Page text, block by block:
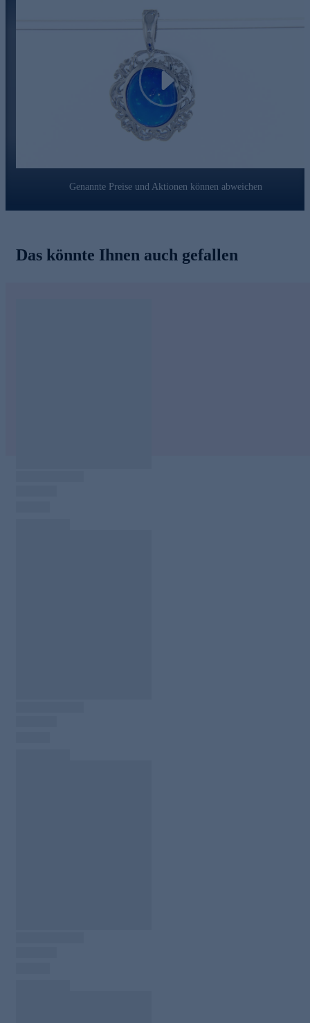
die Qualität unserer Schmuckstücke angeht, gehen wir keine
Kompromisse ein. Aus diesem Grund werden unsere
Schmuckwaren von unserer Qualitätssicherung und seitens des
Lieferanten strengsten Prüfprozessen unterzogen. Unter
anderem beinhalten unsere Prüfprozesse Prüfungen auf
Konformität mit den Bestimmungen der Schweizer
Edelmetallkontrollgesetzgebung.Play
Genannte Preise und Aktionen können abweichen
Das könnte Ihnen auch gefallen